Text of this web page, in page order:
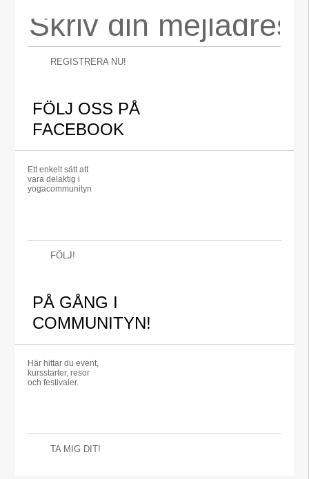
REGISTRERA NU!
FÖLJ OSS PÅ
FACEBOOK
Ett enkelt sätt att
vara delaktig i
yogacommunityn
FÖLJ!
PÅ GÅNG I
COMMUNITYN!
Här hittar du event,
kursstarter, resor
och festivaler.
TA MIG DIT!